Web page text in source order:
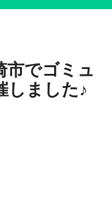
市でゴミュ
しました♪